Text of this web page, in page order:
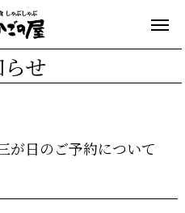
せ
が日のご予約について